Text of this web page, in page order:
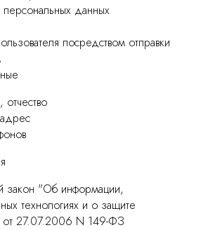
данных
посредством отправки
закон "Об информации,
технологиях и о защите
от 27.07.2006 N 149-ФЗ